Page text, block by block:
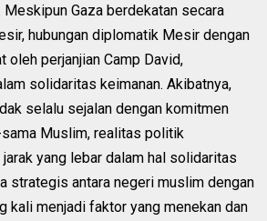
Meskipun Gaza berdekatan secara
hubungan diplomatik Mesir dengan
oleh perjanjian Camp David,
solidaritas keimanan. Akibatnya,
selalu sejalan dengan komitmen
Muslim, realitas politik
jarak yang lebar dalam hal solidaritas
strategis antara negeri muslim dengan
kali menjadi faktor yang menekan dan